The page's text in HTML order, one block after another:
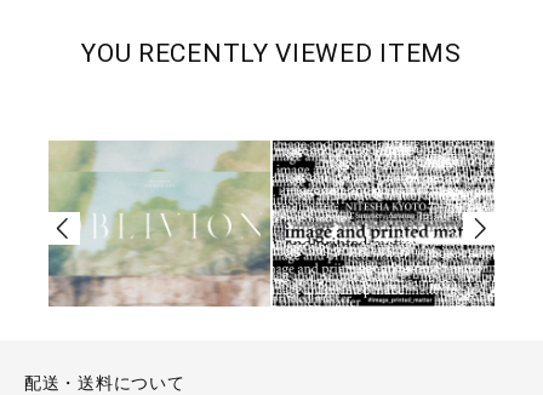
YOU RECENTLY VIEWED ITEMS
配送・送料について